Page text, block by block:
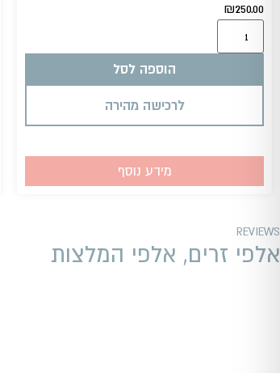
₪250.00
הוספה לסל
לרכישה מהירה
מידע נוסף
REVIEWS
אלפי זרים, אלפי המלצות​